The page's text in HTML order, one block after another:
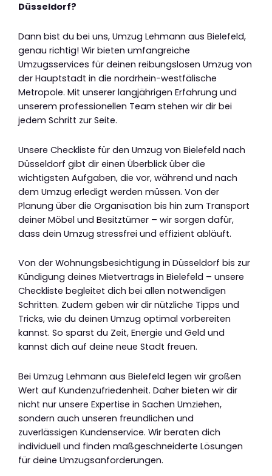
Düsseldorf?
Dann bist du bei uns, Umzug Lehmann aus Bielefeld,
genau richtig! Wir bieten umfangreiche
Umzugsservices für deinen reibungslosen Umzug von
der Hauptstadt in die nordrhein-westfälische
Metropole. Mit unserer langjährigen Erfahrung und
unserem professionellen Team stehen wir dir bei
jedem Schritt zur Seite.
Unsere Checkliste für den Umzug von Bielefeld nach
Düsseldorf gibt dir einen Überblick über die
wichtigsten Aufgaben, die vor, während und nach
dem Umzug erledigt werden müssen. Von der
Planung über die Organisation bis hin zum Transport
deiner Möbel und Besitztümer – wir sorgen dafür,
dass dein Umzug stressfrei und effizient abläuft.
Von der Wohnungsbesichtigung in Düsseldorf bis zur
Kündigung deines Mietvertrags in Bielefeld – unsere
Checkliste begleitet dich bei allen notwendigen
Schritten. Zudem geben wir dir nützliche Tipps und
Tricks, wie du deinen Umzug optimal vorbereiten
kannst. So sparst du Zeit, Energie und Geld und
kannst dich auf deine neue Stadt freuen.
Bei Umzug Lehmann aus Bielefeld legen wir großen
Wert auf Kundenzufriedenheit. Daher bieten wir dir
nicht nur unsere Expertise in Sachen Umziehen,
sondern auch unseren freundlichen und
zuverlässigen Kundenservice. Wir beraten dich
individuell und finden maßgeschneiderte Lösungen
für deine Umzugsanforderungen.